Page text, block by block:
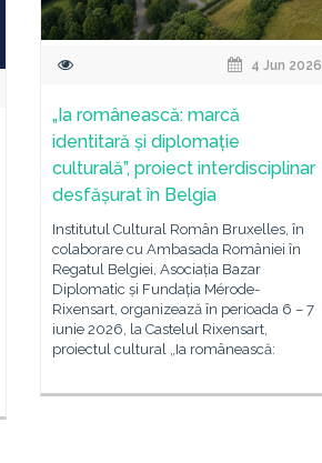
4 Jun 2026
„Ia românească: marcă
identitară și diplomație
culturală”, proiect interdisciplinar
desfășurat în Belgia
Institutul Cultural Român Bruxelles, în
colaborare cu Ambasada României în
Regatul Belgiei, Asociația Bazar
Diplomatic și Fundația Mérode-
Rixensart, organizează în perioada 6 – 7
iunie 2026, la Castelul Rixensart,
proiectul cultural „Ia românească: